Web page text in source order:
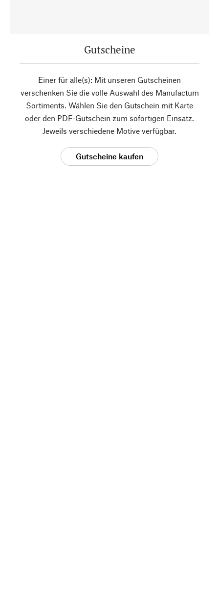
Gutscheine
Einer für alle(s): Mit unseren Gutscheinen
verschenken Sie die volle Auswahl des Manufactum
Sortiments. Wählen Sie den Gutschein mit Karte
oder den PDF-Gutschein zum sofortigen Einsatz.
Jeweils verschiedene Motive verfügbar.
Gutscheine kaufen